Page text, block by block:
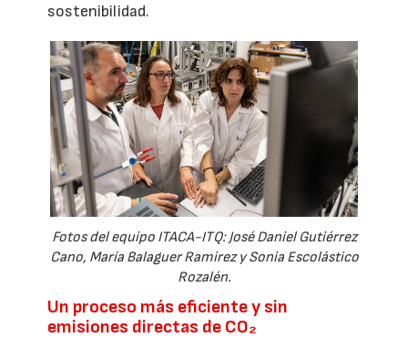
sostenibilidad.
Fotos del equipo ITACA-ITQ: José Daniel Gutiérrez
Cano, María Balaguer Ramirez y Sonia Escolástico
Rozalén.
Un proceso más eficiente y sin
emisiones directas de CO₂